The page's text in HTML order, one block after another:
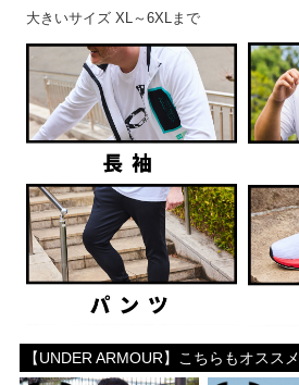
大きいサイズ XL～6XLまで
【UNDER ARMOUR】こちらもオススメ